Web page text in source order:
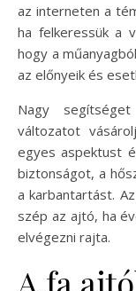
az interneten a
ha felkeressük a
hogy a
az előnyeik és
Nagy
változatot
egyes aspektust
biztonságot, a
a karbantartást.
szép az ajtó, ha
elvégezni rajta.
A fa